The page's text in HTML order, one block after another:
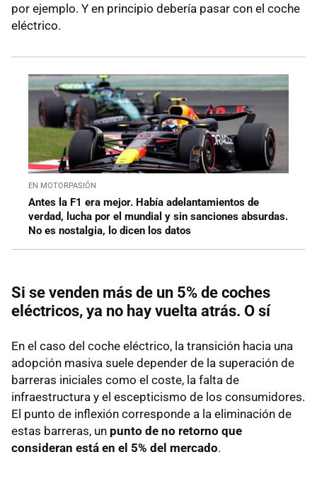
por ejemplo. Y en principio debería pasar con el coche
eléctrico.
EN MOTORPASIÓN
Antes la F1 era mejor. Había adelantamientos de
verdad, lucha por el mundial y sin sanciones absurdas.
No es nostalgia, lo dicen los datos
Si se venden más de un 5% de coches
eléctricos, ya no hay vuelta atrás. O sí
En el caso del coche eléctrico, la transición hacia una
adopción masiva suele depender de la superación de
barreras iniciales como el coste, la falta de
infraestructura y el escepticismo de los consumidores.
El punto de inflexión corresponde a la eliminación de
estas barreras, un punto de no retorno que
consideran está en el 5% del mercado.